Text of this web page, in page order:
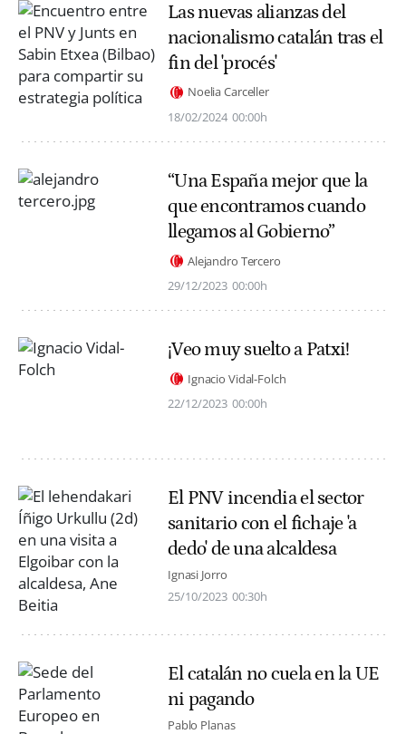
Las nuevas alianzas del
nacionalismo catalán tras el
fin del 'procés'
Noelia Carceller
18/02/2024 00:00h
“Una España mejor que la
que encontramos cuando
llegamos al Gobierno”
Alejandro Tercero
29/12/2023 00:00h
¡Veo muy suelto a Patxi!
Ignacio Vidal-Folch
22/12/2023 00:00h
El PNV incendia el sector
sanitario con el fichaje 'a
dedo' de una alcaldesa
Ignasi Jorro
25/10/2023 00:30h
El catalán no cuela en la UE
ni pagando
Pablo Planas